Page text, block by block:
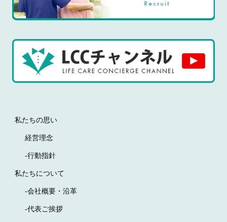
私たちの思い
経営理念
-行動指針
私たちについて
-会社概要・沿革
-代表ご挨拶